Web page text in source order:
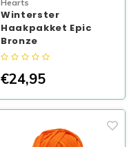
Hearts
Winterster
Haakpakket Epic
Bronze
€24,95